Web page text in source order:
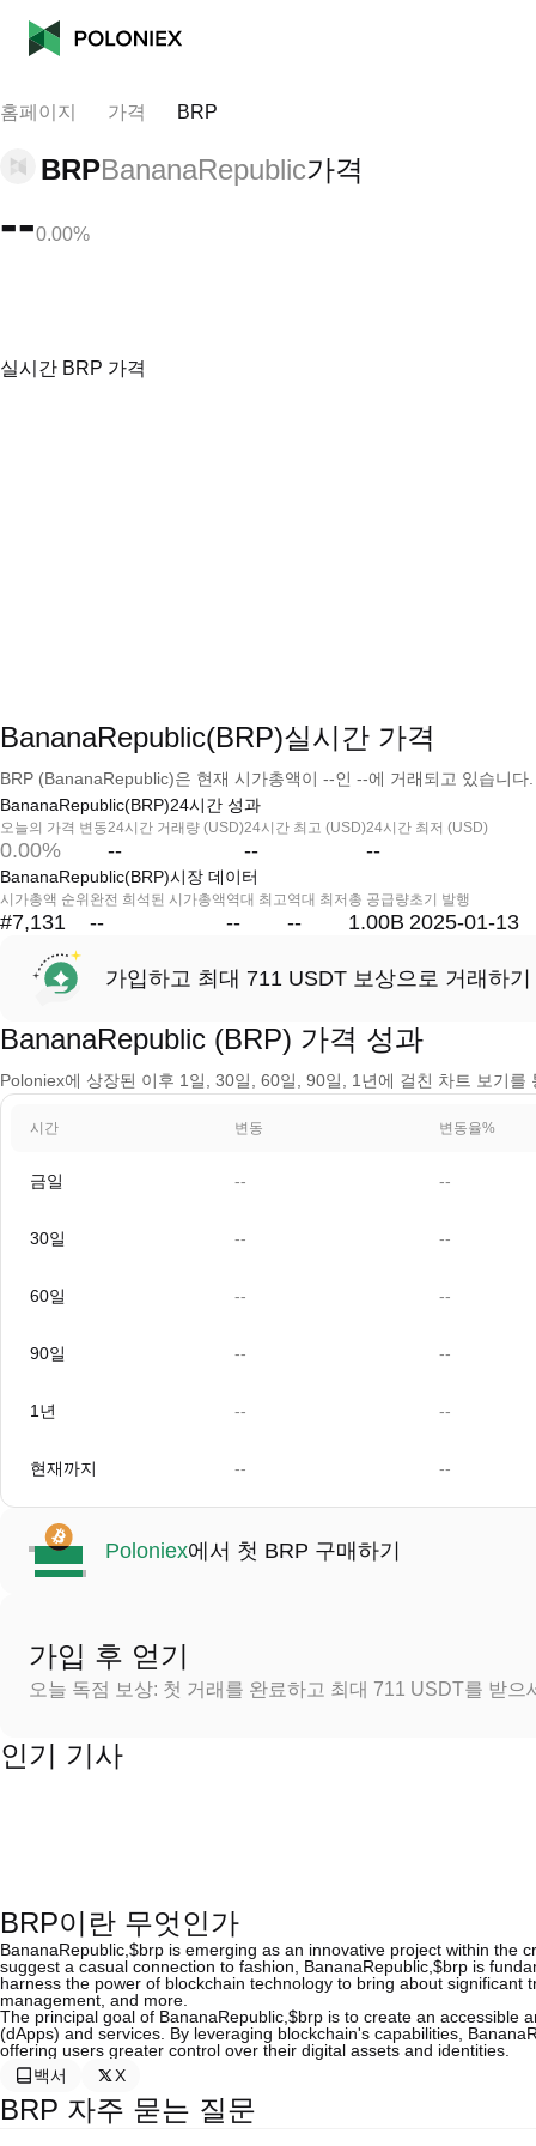
홈페이지 가격 BRP
BRPBananaRepublic가격
--0.00%
실시간 BRP 가격
BananaRepublic(BRP)실시간 가격
BRP (BananaRepublic)은 현재 시가총액이 --인 --에 거래되고 있습니다.
BananaRepublic(BRP)24시간 성과
오늘의 가격 변동
0.00%
24시간 거래량 (USD)
--
24시간 최고 (USD)
--
24시간 최저 (USD)
--
BananaRepublic(BRP)시장 데이터
시가총액 순위
#7,131
완전 희석된 시가총액
--
역대 최고
--
역대 최저
--
총 공급량
1.00B
초기 발행
2025-01-13
가입하고 최대 711 USDT 보상으로 거래하기
BananaRepublic (BRP) 가격 성과
Poloniex에 상장된 이후 1일, 30일, 60일, 90일, 1년에 걸친 차트 보기
시간 변동 변동율%
금일 -- --
30일 -- --
60일 -- --
90일 -- --
1년 -- --
현재까지 -- --
Poloniex에서 첫 BRP 구매하기
가입 후 얻기
오늘 독점 보상: 첫 거래를 완료하고 최대 711 USDT를 받으
인기 기사
BRP이란 무엇인가
BananaRepublic,$brp is emerging as an innovative project within the
suggest a casual connection to fashion, BananaRepublic,$brp is
harness the power of blockchain technology to bring about
management, and more.
The principal goal of BananaRepublic,$brp is to create an accessible
(dApps) and services. By leveraging blockchain's capabilities,
offering users greater control over their digital assets and identities.
백서
X
BRP 자주 묻는 질문